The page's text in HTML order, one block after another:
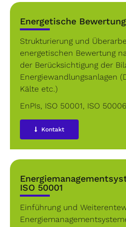
Energetische Bewertung
Strukturierung und
energetischen Bewertung
der Berücksichtigung der
Energiewandlungsanlagen
Kälte etc.)
EnPIs, ISO 50001, ISO 50006
Kontakt
ISO 50001
Einführung und